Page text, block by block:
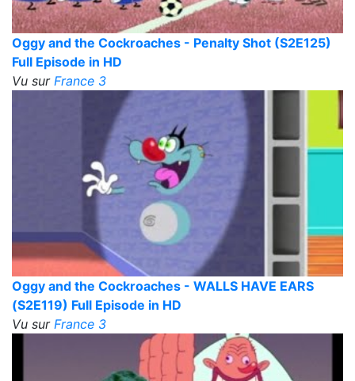
Oggy and the Cockroaches - Penalty Shot (S2E125)
Full Episode in HD
Vu sur France 3
Oggy and the Cockroaches - WALLS HAVE EARS
(S2E119) Full Episode in HD
Vu sur France 3